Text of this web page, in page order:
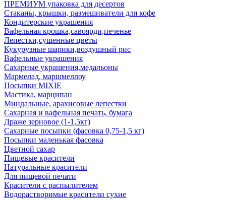
ПРЕМИУМ упаковка для десертов
Стаканы, крышки, размешиватели для кофе
Кондитерские украшения
Вафельная крошка,савоярди,печенье
Лепестки,сушенные цветы
Кукурузные шарики,воздушный рис
Вафельные украшения
Сахарные украшения,медальоны
Мармелад, маршмеллоу
Посыпки MIXIE
Мастика, марципан
Миндальные, арахисовые лепестки
Сахарная и вафельная печать, бумага
Драже зерновое (1-1,5кг)
Сахарные посыпки (фасовка 0,75-1,5 кг)
Посыпки маленькая фасовка
Цветной сахар
Пищевые красители
Натуральные красители
Для пищевой печати
Красители с распылителем
Водорастворимые красители сухие